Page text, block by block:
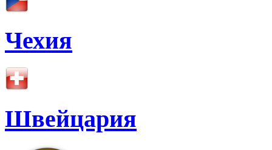
Чехия
Швейцария